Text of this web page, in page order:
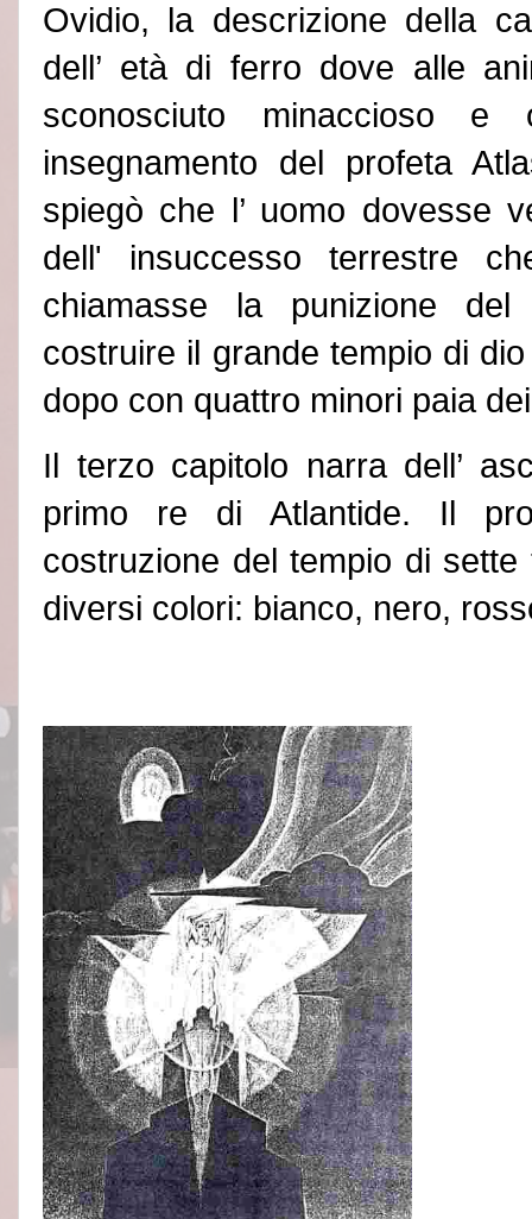
Ovidio, la descrizione della
dell’ età di ferro dove alle
sconosciuto minaccioso
insegnamento del profeta
spiegò che l’ uomo dovesse
dell ' insuccesso terrestre
chiamasse la punizione
costruire il grande tempio di
dopo con quattro minori paia
Il terzo capitolo narra dell’
primo re di Atlantide. Il
costruzione del tempio di sette
diversi colori: bianco, nero,